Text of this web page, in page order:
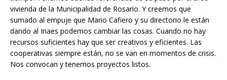
vivienda de la Municipalidad de Rosario. Y creemos que
sumado al empuje que Mario Cafiero y su directorio le están
dando al Inaes podemos cambiar las cosas. Cuando no hay
recursos suficientes hay que ser creativos y eficientes. Las
cooperativas siempre están, no se van en momentos de crisis.
Nos convocan y tenemos proyectos listos.